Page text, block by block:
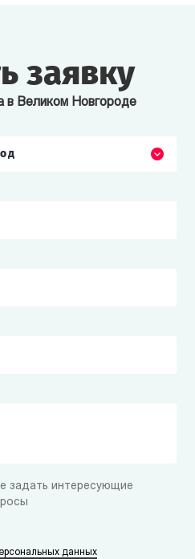
заявку
в Великом Новгороде
задать интересующие
данных